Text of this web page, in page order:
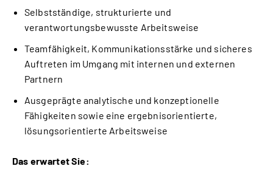
Selbstständige, strukturierte und
verantwortungsbewusste Arbeitsweise
Teamfähigkeit, Kommunikationsstärke und sicheres
Auftreten im Umgang mit internen und externen
Partnern
Ausgeprägte analytische und konzeptionelle
Fähigkeiten sowie eine ergebnisorientierte,
lösungsorientierte Arbeitsweise
Das erwartet Sie: